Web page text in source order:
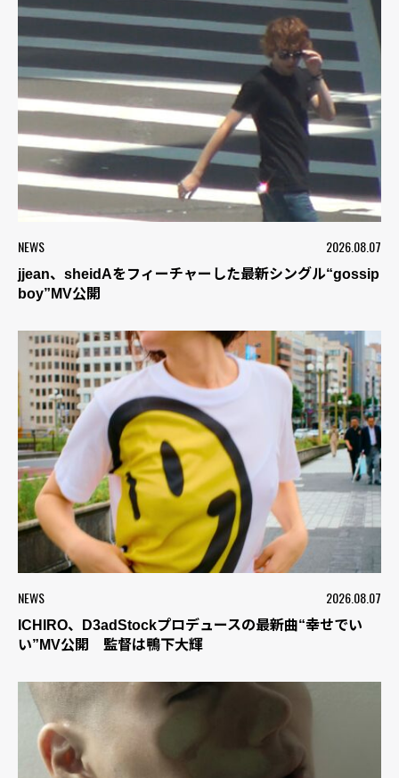
NEWS 2026.08.07
jjean、sheidAをフィーチャーした最新シングル“gossip
boy”MV公開
NEWS 2026.08.07
ICHIRO、D3adStockプロデュースの最新曲“幸せでい
い”MV公開 監督は鴨下大輝